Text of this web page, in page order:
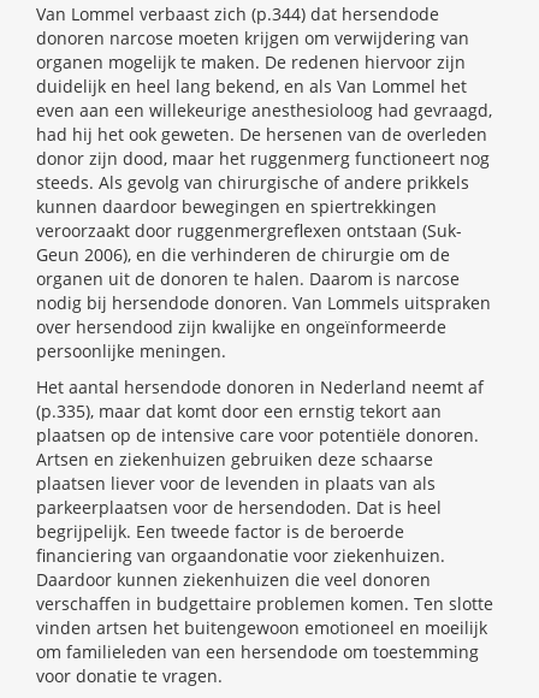
Van Lommel verbaast zich (p.344) dat hersendode
donoren narcose moeten krijgen om verwijdering van
organen mogelijk te maken. De redenen hiervoor zijn
duidelijk en heel lang bekend, en als Van Lommel het
even aan een willekeurige anesthesioloog had gevraagd,
had hij het ook geweten. De hersenen van de overleden
donor zijn dood, maar het ruggenmerg functioneert nog
steeds. Als gevolg van chirurgische of andere prikkels
kunnen daardoor bewegingen en spiertrekkingen
veroorzaakt door ruggenmergreflexen ontstaan (Suk-
Geun 2006), en die verhinderen de chirurgie om de
organen uit de donoren te halen. Daarom is narcose
nodig bij hersendode donoren. Van Lommels uitspraken
over hersendood zijn kwalijke en ongeïnformeerde
persoonlijke meningen.
Het aantal hersendode donoren in Nederland neemt af
(p.335), maar dat komt door een ernstig tekort aan
plaatsen op de intensive care voor potentiële donoren.
Artsen en ziekenhuizen gebruiken deze schaarse
plaatsen liever voor de levenden in plaats van als
parkeerplaatsen voor de hersendoden. Dat is heel
begrijpelijk. Een tweede factor is de beroerde
financiering van orgaandonatie voor ziekenhuizen.
Daardoor kunnen ziekenhuizen die veel donoren
verschaffen in budgettaire problemen komen. Ten slotte
vinden artsen het buitengewoon emotioneel en moeilijk
om familieleden van een hersendode om toestemming
voor donatie te vragen.